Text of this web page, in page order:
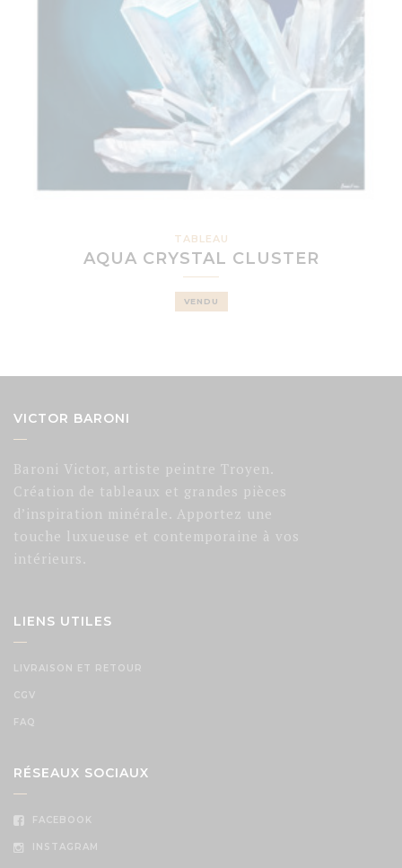
TABLEAU
AQUA CRYSTAL CLUSTER
VENDU
VICTOR BARONI
Baroni Victor, artiste peintre Troyen.
Création de tableaux et grandes pièces
d’inspiration minérale. Apportez une
touche luxueuse et contemporaine à vos
intérieurs.
LIENS UTILES
LIVRAISON ET RETOUR
CGV
FAQ
RÉSEAUX SOCIAUX
FACEBOOK
INSTAGRAM